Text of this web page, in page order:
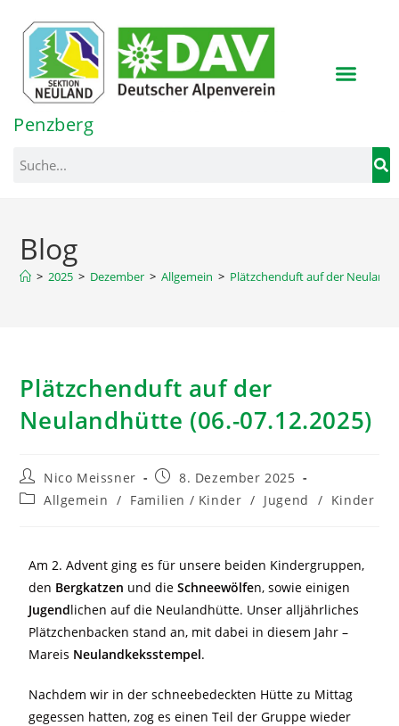
springen
Penzberg
Blog
> 2025 > Dezember > Allgemein > Plätzchenduft auf der
Plätzchenduft auf der
Neulandhütte (06.-07.12.2025)
Nico Meissner
8. Dezember 2025
Allgemein / Familien / Kinder / Jugend / Kinder
Am 2. Advent ging es für unsere beiden Kindergruppen,
den Bergkatzen und dieSchneewölfen, sowie einigen
Jugendlichen auf die Neulandhütte. Unser alljährliches
Plätzchenbacken stand an, mit dabei in diesem Jahr –
Mareis Neulandkeksstempel.
Nachdem wir in der schneebedeckten Hütte zu Mittag
gegessen hatten, zog es einen Teil der Gruppe wieder